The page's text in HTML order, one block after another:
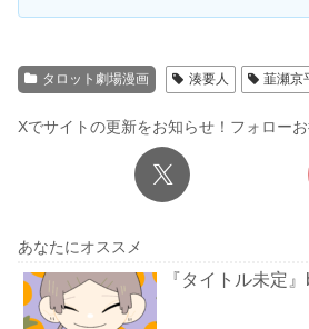
タロット劇場漫画 湊要人 韮瀬京
Xでサイトの更新をお知らせ！フォロー
あなたにオススメ
『タイトル未定